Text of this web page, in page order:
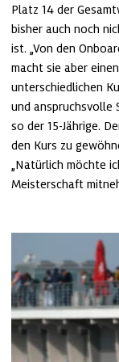
Platz 14 der
bisher auch noch
ist. „Von den
macht sie aber
unterschiedlichen
und anspruchsvolle
so der 15-Jährige.
den Kurs zu
„Natürlich möchte
Meisterschaft